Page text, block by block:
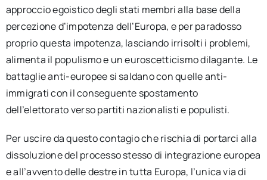
approccio egoistico degli stati membri alla base della
percezione d’impotenza dell’Europa, e per paradosso
proprio questa impotenza, lasciando irrisolti i problemi,
alimenta il populismo e un euroscetticismo dilagante. Le
battaglie anti-europee si saldano con quelle anti-
immigrati con il conseguente spostamento
dell’elettorato verso partiti nazionalisti e populisti.
Per uscire da questo contagio che rischia di portarci alla
dissoluzione del processo stesso di integrazione europea
e all’avvento delle destre in tutta Europa, l’unica via di